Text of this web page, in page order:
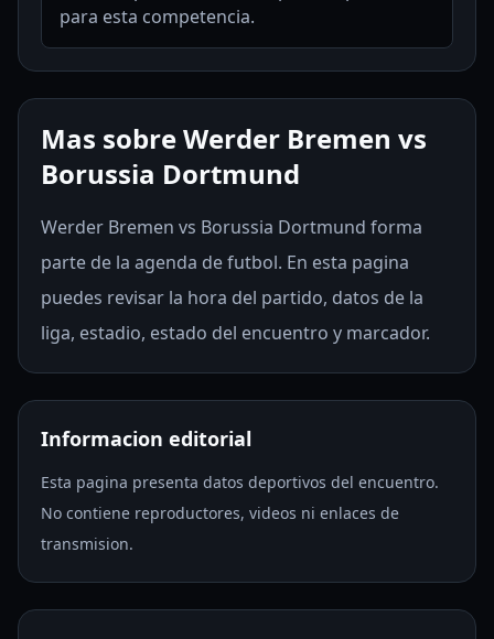
para esta competencia.
Mas sobre Werder Bremen vs
Borussia Dortmund
Werder Bremen vs Borussia Dortmund forma
parte de la agenda de futbol. En esta pagina
puedes revisar la hora del partido, datos de la
liga, estadio, estado del encuentro y marcador.
Informacion editorial
Esta pagina presenta datos deportivos del encuentro.
No contiene reproductores, videos ni enlaces de
transmision.